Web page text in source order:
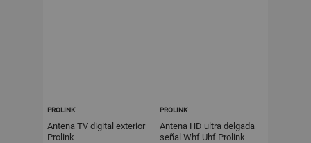
PROLINK
Antena TV digital exterior
Prolink
PROLINK
Antena HD ultra delgada
señal Whf Uhf Prolink